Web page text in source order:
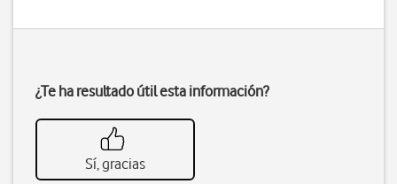
¿Te ha resultado útil esta información?
Sí, gracias